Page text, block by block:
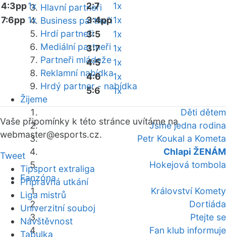
Hlavní partneři
Business partneři
Hrdí partneři
Mediální partneři
Partneři mládeže
Reklamní nabídka
Hrdý partner - nabídka
Žijeme
Děti dětem
Jsme jedna rodina
Petr Koukal a Kometa
Chlapi ŽENÁM
Hokejová tombola
Fanzóna
Království Komety
Dortiáda
Ptejte se
Fan klub informuje
4:3pp1x
7:6pp 1x
2:7
1x
3:4pp1x
3:5
1x
3:7
1x
4:5
1x
4:6
1x
5:6
1x
Vaše připomínky k této stránce uvítáme na
webmaster@esports.cz.
Tweet
Tipsport extraliga
Přípravná utkání
Liga mistrů
Univerzitní souboj
Návštěvnost
Tabulka